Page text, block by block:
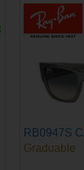
RB0947S
Graduable